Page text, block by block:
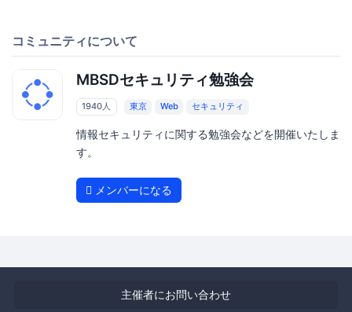
コミュニティについて
MBSDセキュリティ勉強会
1940人 東京 Web セキュリティ
情報セキュリティに関する勉強会などを開催いたしま
す。
メンバーになる
主催者にお問い合わせ